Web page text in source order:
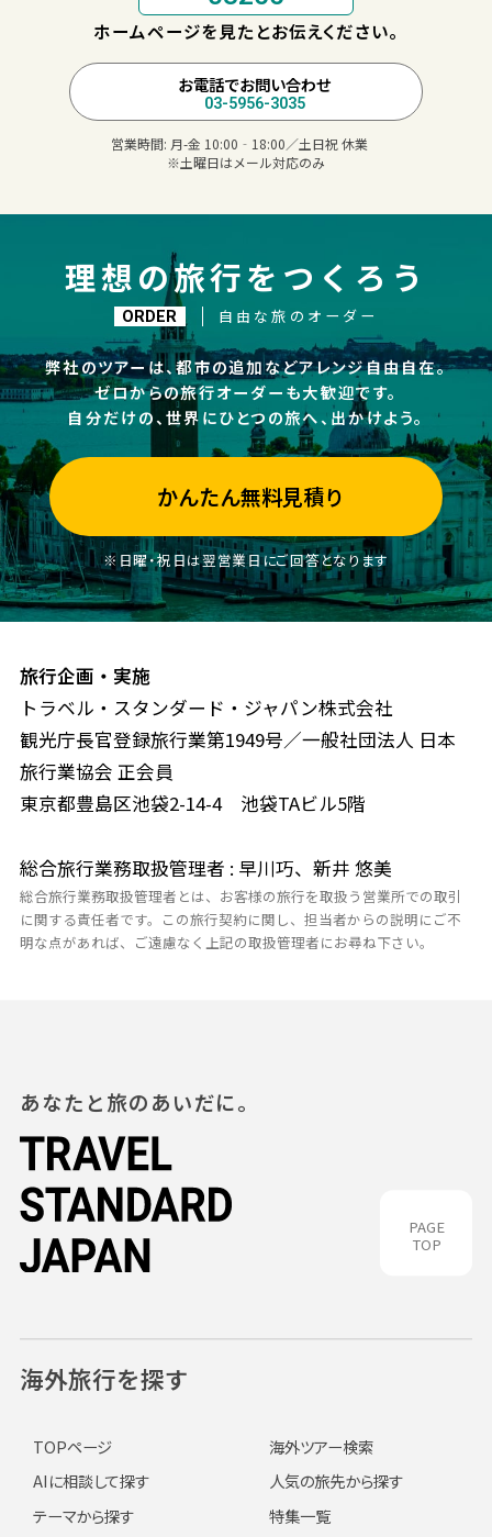
ホームページを見たとお伝えください。
お電話でお問い合わせ
03-5956-3035
営業時間: 月-金 10:00‐18:00／土日祝 休業
※土曜日はメール対応のみ
理想の旅行をつくろう
ORDER 自由な旅のオーダー
弊社のツアーは、都市の追加などアレンジ自由自在。
ゼロからの旅行オーダーも大歓迎です。
自分だけの、世界にひとつの旅へ、出かけよう。
かんたん無料見積り
※日曜・祝日は翌営業日にご回答となります
旅行企画・実施
トラベル・スタンダード・ジャパン株式会社
観光庁長官登録旅行業第1949号／一般社団法人 日本
旅行業協会 正会員
東京都豊島区池袋2-14-4 池袋TAビル5階
総合旅行業務取扱管理者 : 早川巧、新井 悠美
総合旅行業務取扱管理者とは、お客様の旅行を取扱う営業所での取引
に関する責任者です。この旅行契約に関し、担当者からの説明にご不
明な点があれば、ご遠慮なく上記の取扱管理者にお尋ね下さい。
PAGE
TOP
あなたと旅のあいだに。
海外旅行を探す
TOPページ
海外ツアー検索
AIに相談して探す
人気の旅先から探す
テーマから探す
特集一覧